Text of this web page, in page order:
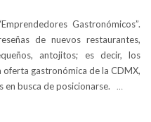
Gastronómicos”.
de nuevos restaurantes,
antojitos; es decir, los
gastronómica de la CDMX,
en busca de posicionarse. …